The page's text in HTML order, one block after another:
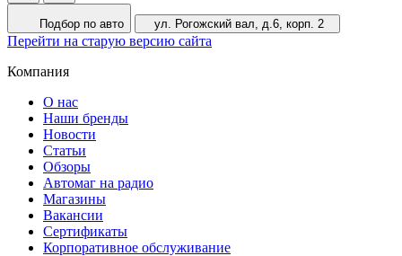
Подбор по авто ул. Рогожский вал, д.6, корп. 2
Перейти на старую версию сайта
Компания
О нас
Наши бренды
Новости
Статьи
Обзоры
Автомаг на радио
Магазины
Вакансии
Сертификаты
Корпоративное обслуживание